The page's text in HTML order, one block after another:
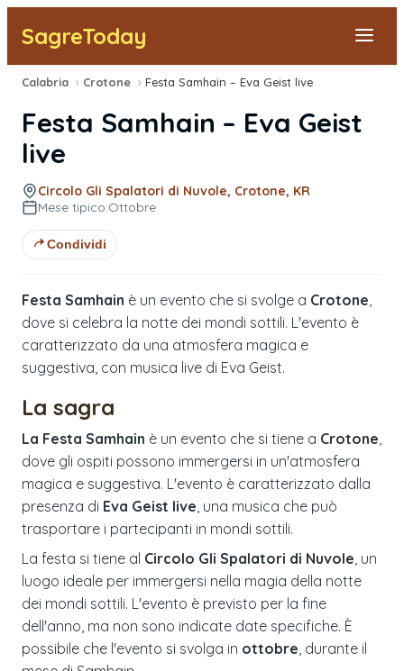
SagreToday
Segnala una sagra
Tutte le Sagre
Vicino a Me
Calabria › Crotone › Festa Samhain – Eva Geist live
Festa Samhain – Eva Geist
live
Circolo Gli Spalatori di Nuvole, Crotone, KR
Mese tipico:Ottobre
Condividi
Festa Samhain è un evento che si svolge a Crotone
dove si celebra la notte dei mondi sottili. L'evento è
caratterizzato da una atmosfera magica e
suggestiva, con musica live di Eva Geist.
La sagra
La Festa Samhain è un evento che si tiene a Crotone
dove gli ospiti possono immergersi in un'atmosfera
magica e suggestiva. L'evento è caratterizzato dalla
presenza di Eva Geist live , una musica che può
trasportare i partecipanti in mondi sottili.
La festa si tiene al Circolo Gli Spalatori di Nuvole , un
luogo ideale per immergersi nella magia della notte
dei mondi sottili. L'evento è previsto per la fine
dell'anno, ma non sono indicate date specifiche. È
possibile che l'evento si svolga in ottobre , durante il